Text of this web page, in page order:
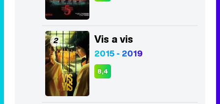
2 Vis a vis
2015 - 2019
8,4